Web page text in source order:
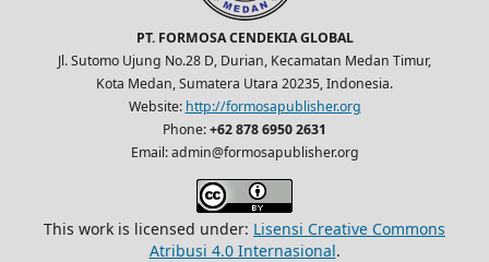
PT. FORMOSA CENDEKIA GLOBAL
Jl. Sutomo Ujung No.28 D, Durian, Kecamatan Medan Timur,
Kota Medan, Sumatera Utara 20235, Indonesia.
Website: http://formosapublisher.org
Phone:+62 878 6950 2631
Email: admin@formosapublisher.org
This work is licensed under: Lisensi Creative Commons
Atribusi 4.0 Internasional.